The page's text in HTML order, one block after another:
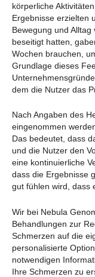
körperliche
Ergebnisse erzielten
Bewegung und
beseitigt hatten,
Wochen brauchen,
Grundlage dieses
dem die Nutzer das
Nach Angaben des
eingenommen
Das bedeutet, dass
und die Nutzer den
eine kontinuierliche
dass die Ergebnisse
gut fühlen wird, dass
Wir bei Nebula
Behandlungen zur
Schmerzen auf die
personalisierte
notwendigen
Ihre Schmerzen zu